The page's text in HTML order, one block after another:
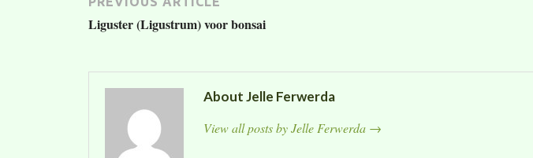
Liguster (Ligustrum) voor bonsai
About Jelle Ferwerda
View all posts by Jelle Ferwerda →